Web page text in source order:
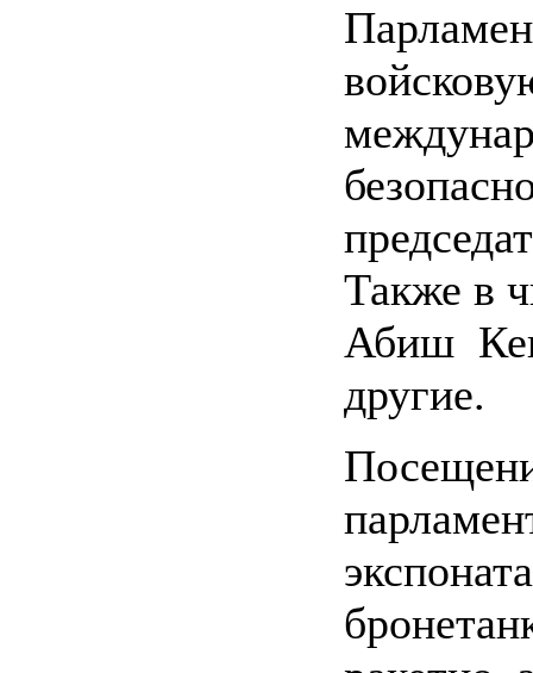
Также в
Абиш
другие.